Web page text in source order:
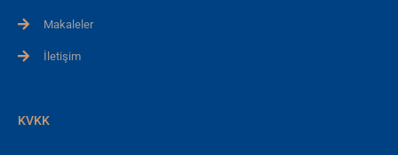
Makaleler
İletişim
KVKK